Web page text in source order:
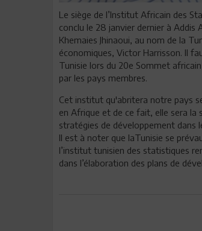
Le siège de l’Institut Africain des
conclu le 28 janvier dernier à
Khemaies Jhinaoui, au nom de la
économiques, Victor Harrisson. Il
Tunisie lors du 20e Sommet
par les pays membres.
Cet institut qu'abritera notre pays
en Afrique et de ce fait, elle sera la
stratégies de développement dans
Il est à noter que laTunisie se
l’institut tunisien des statistiques
dans l’élaboration des plans de